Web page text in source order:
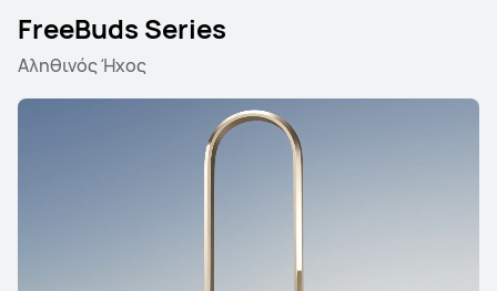
FreeBuds Series
Αληθινός Ήχος